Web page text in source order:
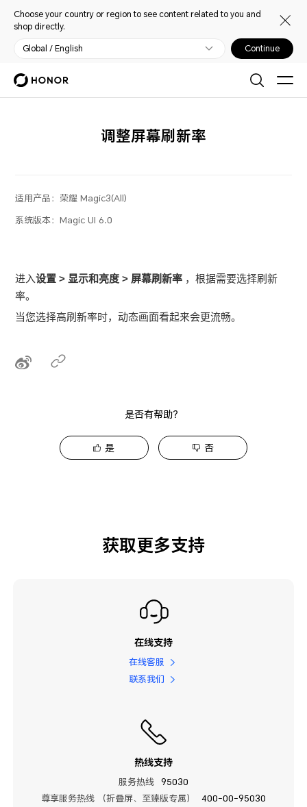
Choose your country or region to see content related to you and
shop directly.
Global / English Continue
调整屏幕刷新率
适用产品： 荣耀 Magic3(All)
系统版本：Magic UI 6.0
进入设置 > 显示和亮度 > 屏幕刷新率 ，根据需要选择刷新
率。
当您选择高刷新率时，动态画面看起来会更流畅。
是否有帮助？
是 否
获取更多支持
在线支持
在线客服
联系我们
热线支持
服务热线
95030
尊享服务热线 （折叠屏、至臻版专属）
400-00-95030